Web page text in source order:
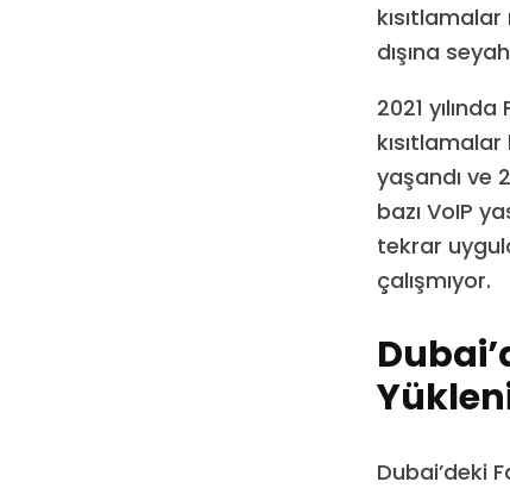
dışına
2021
yaşandı ve
bazı VoIP
tekrar
çalışmıyor.
Dubai’deki